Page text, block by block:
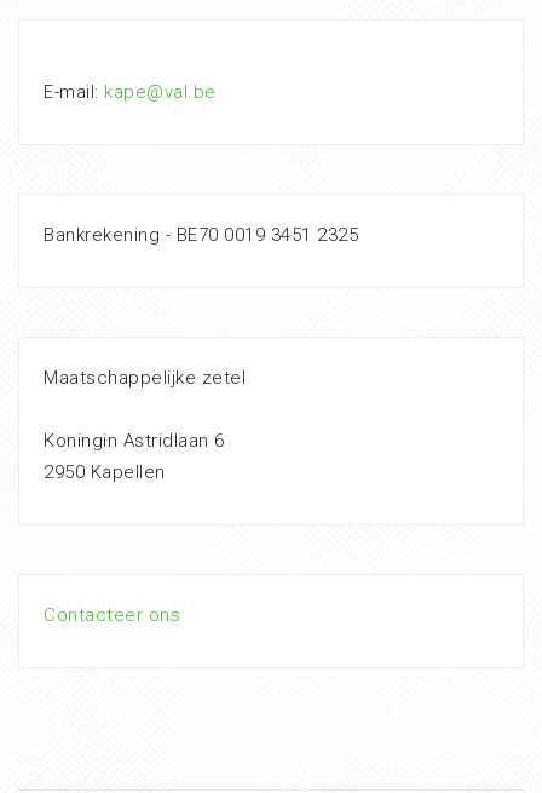
E-mail: kape@val.be
Bankrekening - BE70 0019 3451 2325
Maatschappelijke zetel
Koningin Astridlaan 6
2950 Kapellen
Contacteer ons